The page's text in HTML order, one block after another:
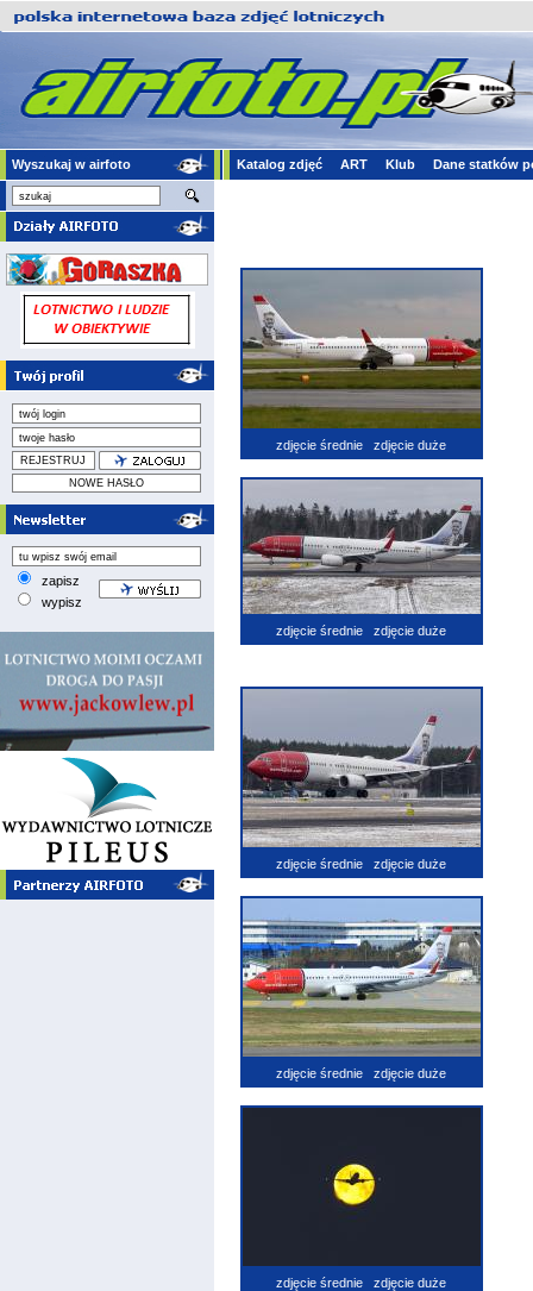
Wyszukaj w airfoto Katalog zdjęć ART Klub Dane statków
zapisz
wypisz
zdjęcie średnie zdjęcie duże
zdjęcie średnie zdjęcie duże
zdjęcie średnie zdjęcie duże
zdjęcie średnie zdjęcie duże
zdjęcie średnie zdjęcie duże